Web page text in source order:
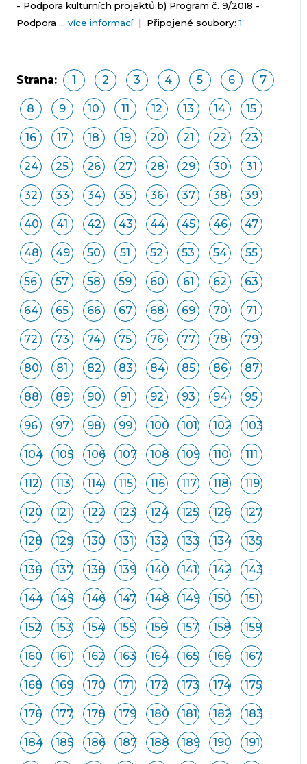
- Podpora kulturních projektů b) Program č. 9/2018 -
Podpora ... více informací| Připojené soubory:1
Strana: 1 2 3 4 5 6 7
8 9 10 11 12 13 14 15
16 17 18 19 20 21 22 23
24 25 26 27 28 29 30 31
32 33 34 35 36 37 38 39
40 41 42 43 44 45 46 47
48 49 50 51 52 53 54 55
56 57 58 59 60 61 62 63
64 65 66 67 68 69 70 71
72 73 74 75 76 77 78 79
80 81 82 83 84 85 86 87
88 89 90 91 92 93 94 95
96 97 98 99 100 101 102 103
104 105 106 107 108 109 110 111
112 113 114 115 116 117 118 119
120 121 122 123 124 125 126 127
128 129 130 131 132 133 134 135
136 137 138 139 140 141 142 143
144 145 146 147 148 149 150 151
152 153 154 155 156 157 158 159
160 161 162 163 164 165 166 167
168 169 170 171 172 173 174 175
176 177 178 179 180 181 182 183
184 185 186 187 188 189 190 191